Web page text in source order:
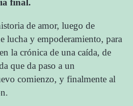
final.
de amor, luego de
lucha y empoderamiento, para
la crónica de una caída, de
que da paso a un
comienzo, y finalmente al